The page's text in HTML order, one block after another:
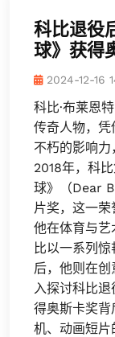
科比退役
球》获得
2024-12-16
科比·布莱恩
传奇人物，凭
不朽的影响力
2018年，科
球》（Dear
片奖，这一
他在体育与
比以一系列
后，他则在
入探讨科比
得奥斯卡奖
机、动画短片